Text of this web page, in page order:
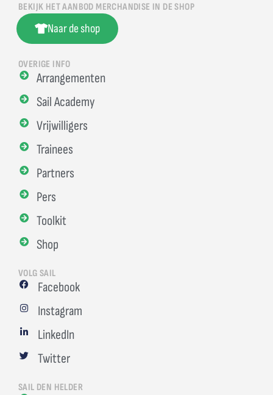
BEKIJK HET AANBOD MERCHANDISE IN DE SHOP
Naar de shop
OVERIGE INFO
Arrangementen
Sail Academy
Vrijwilligers
Trainees
Partners
Pers
Toolkit
Shop
VOLG SAIL
Facebook
Instagram
LinkedIn
Twitter
SAIL DEN HELDER